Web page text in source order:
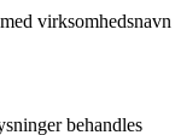
virksomhedsnavn
behandles